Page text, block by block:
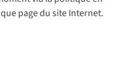
page du site Internet.
de confidentialité
Cookie Policy